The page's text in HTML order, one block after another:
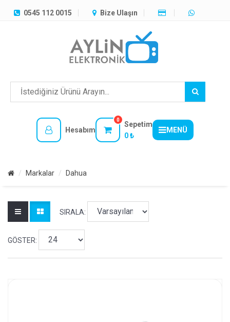
0545 112 0015 Bize Ulaşın
Hesabım
0
Sepetim
0 ₺
MENÜ
TÜM
Markalar Dahua
SIRALA:
GÖSTER: